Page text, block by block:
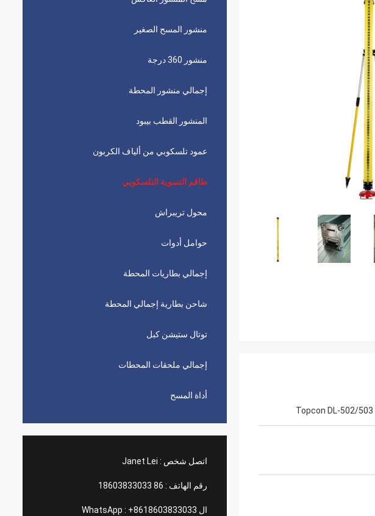
منشور المسح الصغير
منشور 360 درجة
إجمالي منشور المحطة
المنشور القطب بيبود
عمود تلسكوبي من ألياف الكربون
طاقم التسوية التلسكوبي
محول تريبراش
حوامل أدوات
إجمالي بطاريات المحطة
شاحن بطارية إجمالي المحطة
توتال ستيشن كبل
إجمالي ملحقات المحطات
أداة المسح
اتصل شخص : Janet Lei
رقم الهاتف : 86 18603833033
ال WhatsApp : +8618603833033